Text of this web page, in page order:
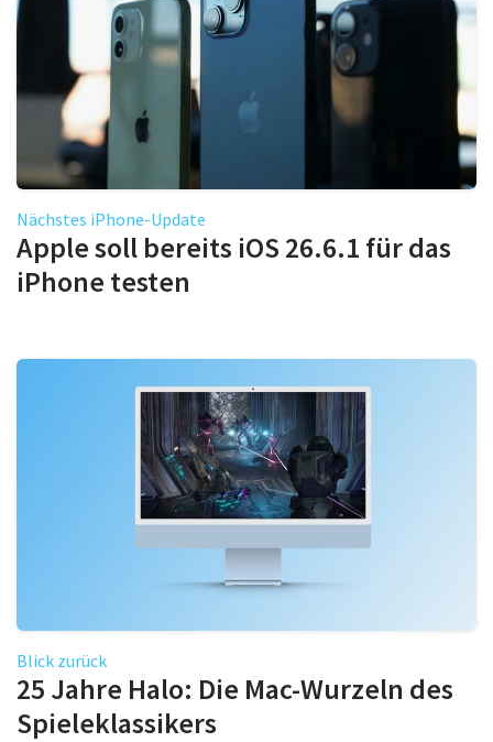
Nächstes iPhone-Update
Apple soll bereits iOS 26.6.1 für das
iPhone testen
Blick zurück
25 Jahre Halo: Die Mac-Wurzeln des
Spieleklassikers